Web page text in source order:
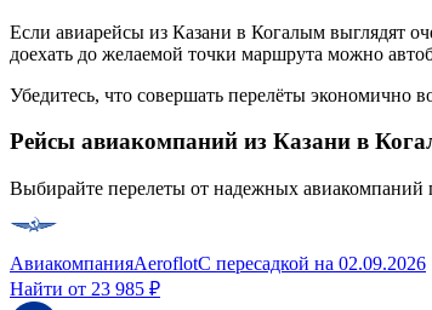
Если авиарейсы из Казани в Когалым выглядят
доехать до желаемой точки маршрута можно
Убедитесь, что совершать перелёты
Рейсы авиакомпаний из Казани в
Выбирайте перелеты от надежных авиакомпаний
АвиакомпанияAeroflotС пересадкой на 02.09.2026
Найти от 23 985 ₽